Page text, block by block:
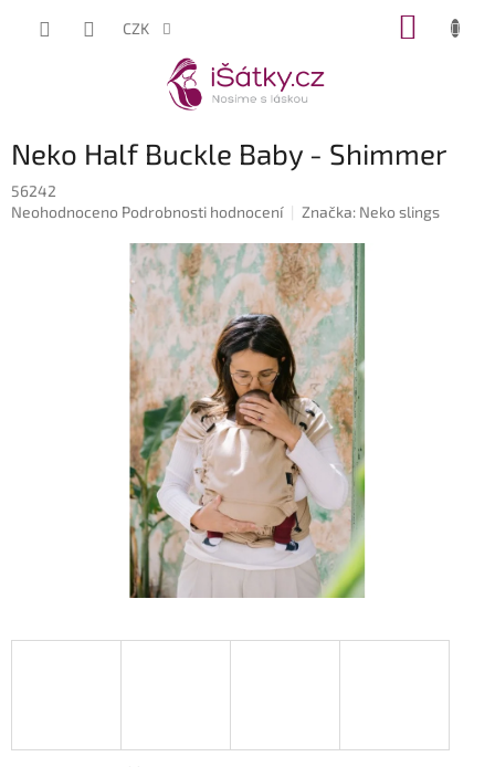
CZK
Neko Half Buckle Baby - Shimmer
56242
Průměrné
Neohodnoceno Podrobnosti hodnocení Značka: Neko slings